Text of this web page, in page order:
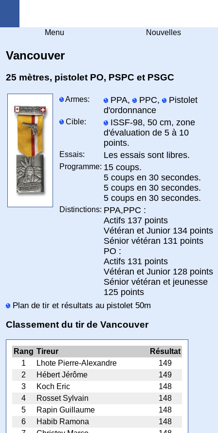
Menu Nouvelles
Vancouver
25 mètres, pistolet PO, PSPC et PSGC
Armes: PPA, PPC,
Pistolet
d'ordonnance
Cible:
ISSF-98, 50 cm, zone
d'évaluation de 5 à 10
points.
Essais: Les essais sont libres.
Programme: 15 coups.
5 coups en 30 secondes.
5 coups en 30 secondes.
5 coups en 30 secondes.
Distinctions: PPA,PPC :
Actifs 137 points
Vétéran et Junior 134 points
Sénior vétéran 131 points
PO :
Actifs 131 points
Vétéran et Junior 128 points
Sénior vétéran et jeunesse
125 points
Plan de tir et résultats au pistolet 50m
Classement du tir de Vancouver
Rang Tireur
Résultat
1
Lhote Pierre-Alexandre
149
2
Hébert Jérôme
149
3
Koch Eric
148
4
Rosset Sylvain
148
5
Rapin Guillaume
148
6
Habib Ramona
148